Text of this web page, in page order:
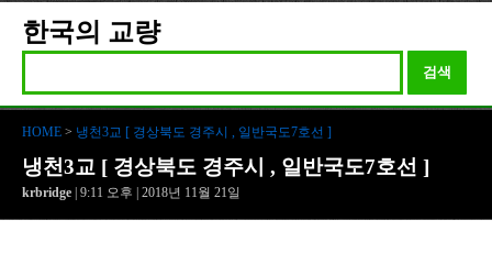
한국의 교량
검색
HOME > 냉천3교 [ 경상북도 경주시 , 일반국도7호선 ]
냉천3교 [ 경상북도 경주시 , 일반국도7호선 ]
krbridge | 9:11 오후 | 2018년 11월 21일